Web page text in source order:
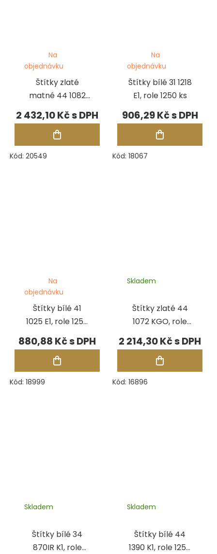
Štítky zlaté
matné 44 1082
X4GO, role 1250
ks
Na
objednávku
2 432,10 Kč
Kód: 20549
Štítky bílé 31 1218
E1, role 1250 ks
Na
objednávku
906,29 Kč
Kód: 18067
Štítky bílé 41
1025 E1, role 1250
Na
objednávku
880,88 Kč
Kód: 18999
Štítky zlaté 44
1072 KGO, role
1250 ks
Skladem
2 214,30 Kč
Kód: 16896
Štítky bílé 34
870IR K1, role
Skladem
Štítky bílé 44
1390 K1, role 1250
Skladem